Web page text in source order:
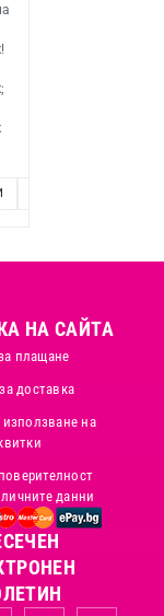
НА САЙТА
плащане
доставка
на
данни